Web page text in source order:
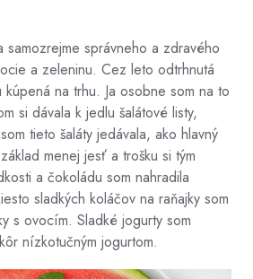
samozrejme správneho a zdravého
a zeleninu. Cez leto odtrhnutá
na trhu. Ja osobne som na to
si dávala k jedlu šalátové listy,
tieto šaláty jedávala, ako hlavný
menej jesť a trošku si tým
a čokoládu som nahradila
sladkých koláčov na raňajky som
s ovocím. Sladké jogurty som
nízkotučným jogurtom.